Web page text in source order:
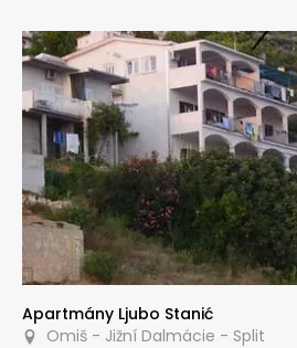
Apartmány Ljubo Stanić
Omiš - Jižní Dalmácie - Split